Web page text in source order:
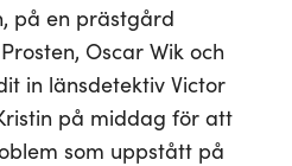
på en prästgård
Oscar Wik och
in länsdetektiv Victor
på middag för att
som uppstått på